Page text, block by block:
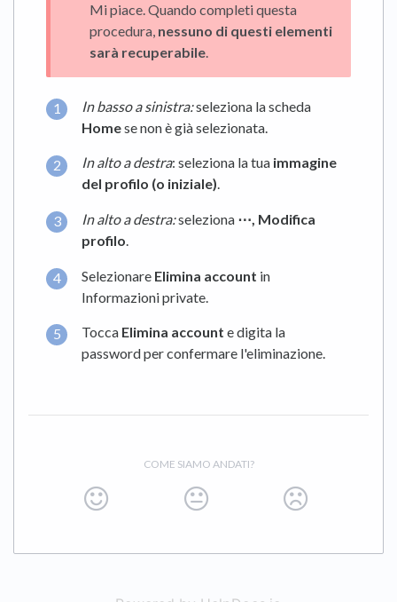
Mi piace. Quando completi questa
procedura, nessuno di questi elementi
sarà recuperabile.
In basso a sinistra:seleziona la scheda
Homese non è già selezionata.
In alto a destra: seleziona la tua immagine
del profilo (o iniziale).
In alto a destra:seleziona ⋯, Modifica
profilo.
Selezionare Elimina account in
Informazioni private.
Tocca Elimina account e digita la
password per confermare l'eliminazione.
COME SIAMO ANDATI?